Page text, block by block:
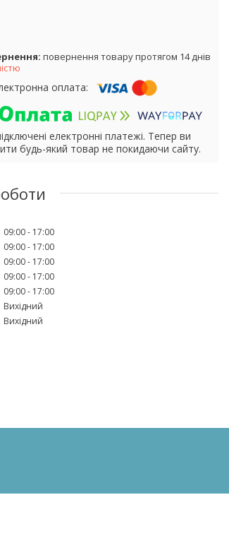
повернення товару протягом 14 днів
електронні платежі. Тепер ви
будь-який товар не покидаючи сайту.
09:00
17:00
09:00
17:00
09:00
17:00
09:00
17:00
09:00
17:00
Вихідний
Вихідний